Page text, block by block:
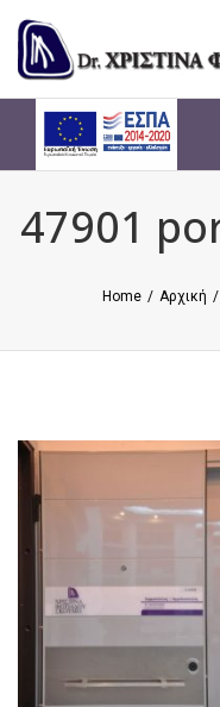
47901
Home / Αρχική /